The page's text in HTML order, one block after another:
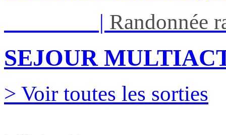
| Randonnée
SEJOUR
> Voir toutes les sorties